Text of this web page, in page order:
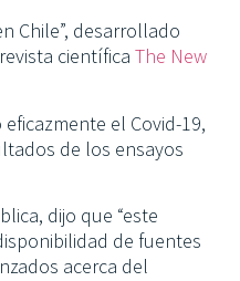
Chile”, desarrollado
científica The New
el Covid-19,
de los ensayos
dijo que “este
de fuentes
acerca del